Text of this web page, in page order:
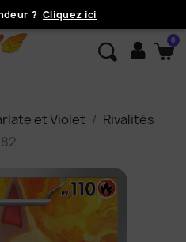
? Cliquez ici
et Violet
Rivalités